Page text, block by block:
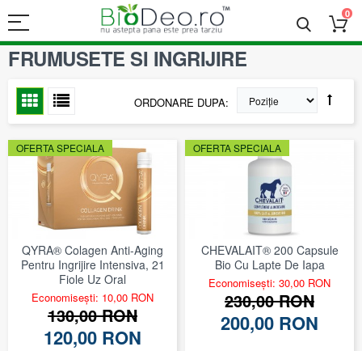
0
FRUMUSETE SI INGRIJIRE
ORDONARE DUPA
OFERTA SPECIALA
QYRA® Colagen Anti-Aging
Pentru Ingrijire Intensiva, 21
Fiole Uz Oral
Economisești: 10,00 RON
130,00 RON
120,00 RON
OFERTA SPECIALA
CHEVALAIT® 200 Capsule
Bio Cu Lapte De Iapa
Economisești: 30,00 RON
230,00 RON
200,00 RON